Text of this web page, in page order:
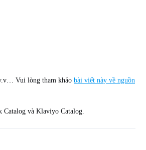
Vui lòng tham khảo bài viết này về nguồn
Catalog và Klaviyo Catalog.